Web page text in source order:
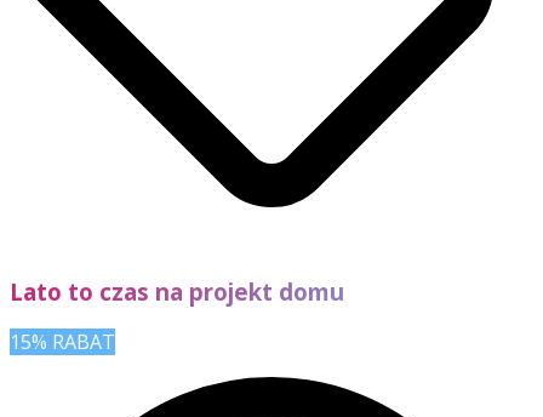
Lato to czas na projekt domu
15% RABAT